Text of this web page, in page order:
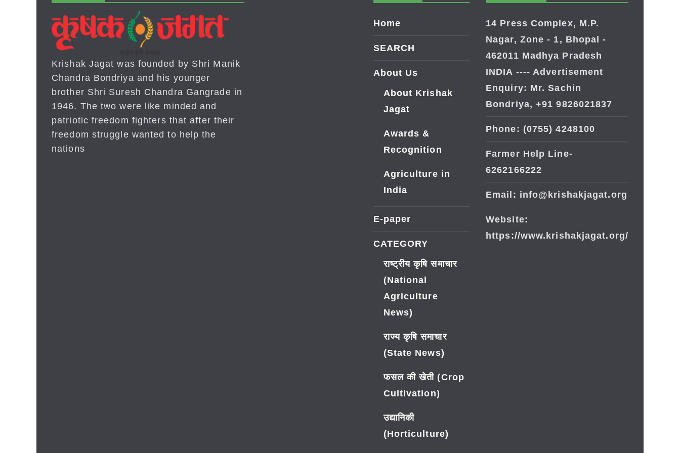
Krishak Jagat was founded by Shri Manik
Chandra Bondriya and his younger
brother Shri Suresh Chandra Gangrade in
1946. The two were like minded and
patriotic freedom fighters that after their
freedom struggle wanted to help the
nations
Home
SEARCH
About Us
About Krishak
Jagat
Awards &
Recognition
Agriculture in
India
E-paper
CATEGORY
राष्ट्रीय कृषि समाचार
(National
Agriculture
News)
राज्य कृषि समाचार
(State News)
फसल की खेती (Crop
Cultivation)
उद्यानिकी
(Horticulture)
14 Press Complex, M.P.
Nagar, Zone - 1, Bhopal -
462011 Madhya Pradesh
INDIA ---- Advertisement
Enquiry: Mr. Sachin
Bondriya, +91 9826021837
Phone: (0755) 4248100
Farmer Help Line-
6262166222
Email: info@krishakjagat.org
Website:
https://www.krishakjagat.org/